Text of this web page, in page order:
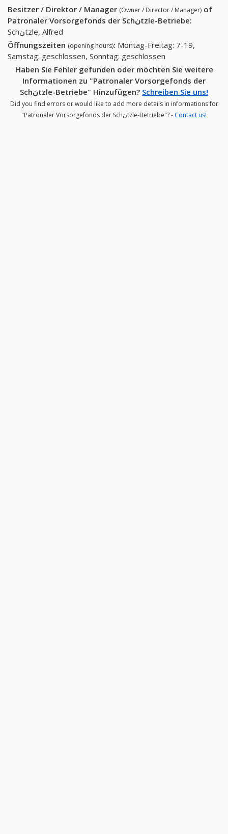
Besitzer / Direktor / Manager (Owner / Director / Manager) of
Patronaler Vorsorgefonds der Schنtzle-Betriebe:
Schنtzle, Alfred
Öffnungszeiten (opening hours): Montag-Freitag: 7-19,
Samstag: geschlossen, Sonntag: geschlossen
Haben Sie Fehler gefunden oder möchten Sie weitere
Informationen zu "Patronaler Vorsorgefonds der
Schنtzle-Betriebe" Hinzufügen? Schreiben Sie uns!
Did you find errors or would like to add more details in informations for
"Patronaler Vorsorgefonds der Schنtzle-Betriebe"? - Contact us!